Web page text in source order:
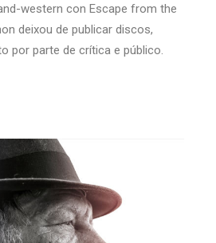
western con Escape from the
deixou de publicar discos,
por parte de crítica e público.